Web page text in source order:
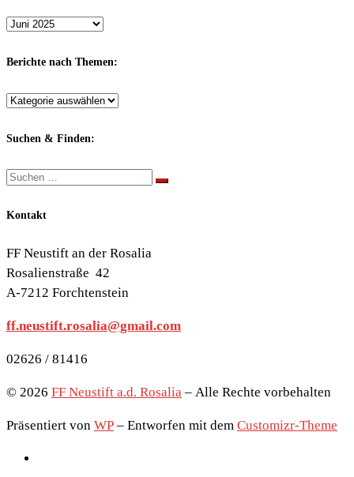
Archiv
Monaten:
Berichte nach Themen:
Berichte
Themen:
Suchen & Finden:
Suche
Suchen …
Kontakt
FF Neustift an der Rosalia
Rosalienstraße 42
A-7212 Forchtenstein
ff.neustift.rosalia@gmail.com
02626 / 81416
© 2026 FF Neustift a.d. Rosalia – Alle Rechte vorbehalten
Präsentiert von WP – Entworfen mit dem Customizr-Theme